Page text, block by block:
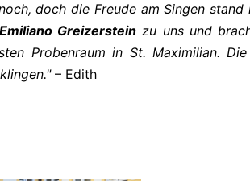
doch die Freude am Singen
Emiliano Greizerstein zu uns und
Probenraum in St. Maximilian.
– Edith